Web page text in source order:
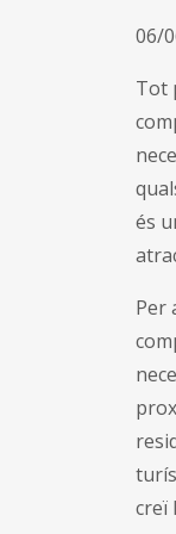
06/
Tot
és
Per
creï